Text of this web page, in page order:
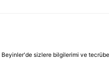
sizlere bilgilerimi ve